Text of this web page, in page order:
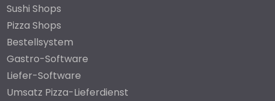
Sushi Shops
Pizza Shops
Bestellsystem
Gastro-Software
Liefer-Software
Umsatz Pizza-Lieferdienst